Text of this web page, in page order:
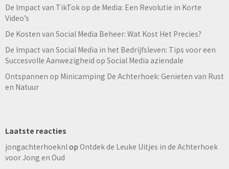
De Impact van TikTok op de Media: Een Revolutie in Korte
Video’s
De Kosten van Social Media Beheer: Wat Kost Het Precies?
De Impact van Social Media in het Bedrijfsleven: Tips voor een
Succesvolle Aanwezigheid op Social Media aziendale
Ontspannen op Minicamping De Achterhoek: Genieten van Rust
en Natuur
Laatste reacties
jongachterhoeknl op Ontdek de Leuke Uitjes in de Achterhoek
voor Jong en Oud